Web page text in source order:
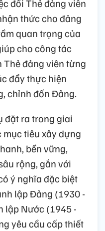
đổi Thẻ đảng viên
thức cho đảng
quan trọng của
cho công tác
Thẻ đảng viên từng
đẩy thực hiện
chỉnh đốn Đảng.
đặt ra trong giai
tiêu xây dựng
bền vững,
rộng, gắn với
ý nghĩa đặc biệt
lập Đảng (1930 -
lập Nước (1945 -
yêu cầu cấp thiết